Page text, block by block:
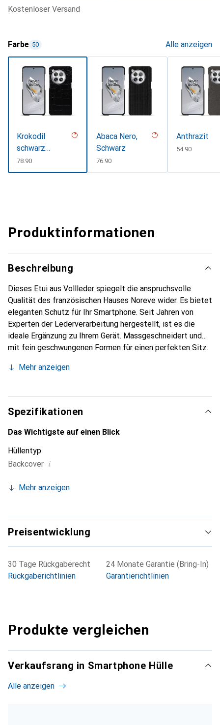
kostenloser Versand
Farbe 50 Alle anzeigen
Krokodil
schwarz
(Schwarz /
Black)
CHF
78.90
Abaca Nero,
Schwarz
CHF
76.90
Anthrazit
CHF
54.90
Produktinformationen
Beschreibung
Dieses Etui aus Vollleder spiegelt die anspruchsvolle
Qualität des französischen Hauses Noreve wider. Es bietet
eleganten Schutz für Ihr Smartphone. Seit Jahren von
Experten der Lederverarbeitung hergestellt, ist es die
ideale Ergänzung zu Ihrem Gerät. Massgeschneidert und
mit fein geschwungenen Formen für einen perfekten Sitz.
Smartphone. Die Marke Noreve ist international für ihre
für den anspruchsvollen Kunden.
Mehr anzeigen
Spezifikationen
Das Wichtigste auf einen Blick
Hüllentyp
Backcover i
Mehr anzeigen
Preisentwicklung
30 Tage Rückgaberecht
Rückgaberichtlinien
24 Monate Garantie (Bring-In)
Garantierichtlinien
Produkte vergleichen
Verkaufsrang in Smartphone Hülle
Alle anzeigen